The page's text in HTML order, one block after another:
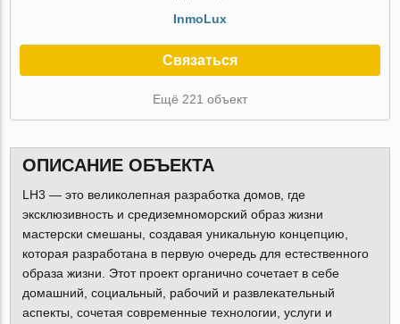
InmoLux
Связаться
Ещё 221 объект
ОПИСАНИЕ ОБЪЕКТА
LH3 — это великолепная разработка домов, где
эксклюзивность и средиземноморский образ жизни
мастерски смешаны, создавая уникальную концепцию,
которая разработана в первую очередь для естественного
образа жизни. Этот проект органично сочетает в себе
домашний, социальный, рабочий и развлекательный
аспекты, сочетая современные технологии, услуги и